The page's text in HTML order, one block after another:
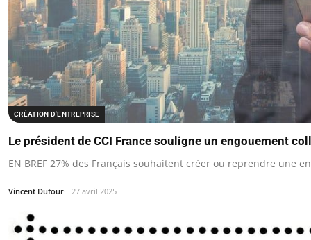
CRÉATION D'ENTREPRISE
Le président de CCI France souligne un engouement
EN BREF 27% des Français souhaitent créer ou reprendre une
Vincent Dufour 27 avril 2025